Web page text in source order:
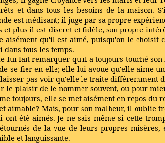
et dans tous les besoins de la maison.
est médisant; il juge par sa propre
plus il est discret et fidèle; son propre
qu'il est aimé, puisqu'on le choisit
tous les temps.
lui fait remarquer qu'il a toujours touché
se fier en elle; elle lui avoue qu'elle aime
pas voir qu'elle le traite différemment
le plaisir de le nommer souvent, ou pour
toujours, elle se met aisément en repos du
aimable? Mais, pour son malheur, il oublie
été aimés. Je ne sais même si cette
de la vue de leurs propres
et languissante.